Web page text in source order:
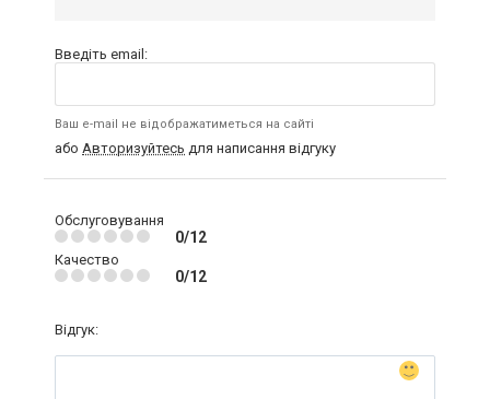
Введіть email:
Ваш e-mail не відображатиметься на сайті
або Авторизуйтесь для написання відгуку
Обслуговування
0/12
Качество
0/12
Відгук: